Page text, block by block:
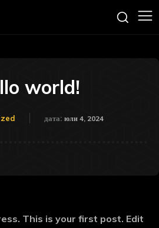
world!
дата: юли 4, 2024
This is your first post. Edit